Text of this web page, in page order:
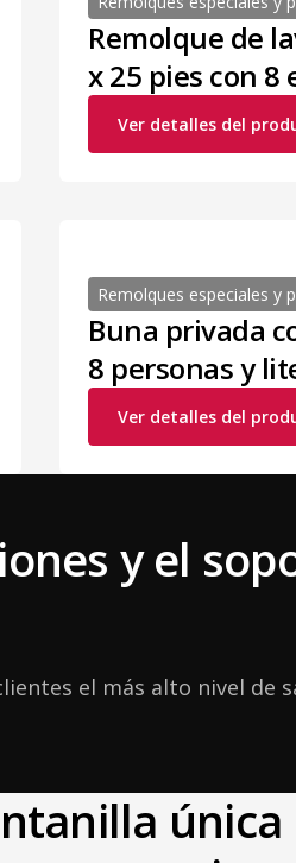
Remolque de
x 25 pies con 8
Ver detalles del
Remolques especiales y
Buna privada
8 personas y
Ver detalles del
y el
el más alto nivel de